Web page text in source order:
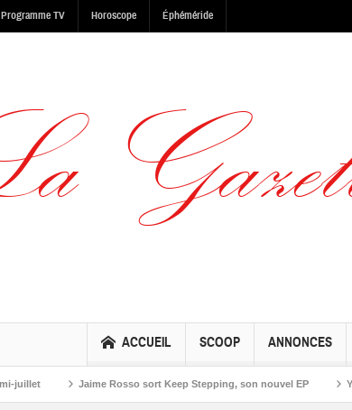
Programme TV Horoscope Éphéméride
ACCUEIL SCOOP ANNONCES
Jaime Rosso sort Keep Stepping, son nouvel EP Yoskel